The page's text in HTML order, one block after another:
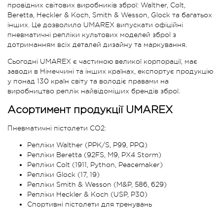
провідних світових виробників зброї: Walther, Colt,
Beretta, Heckler & Koch, Smith & Wesson, Glock та багатьох
інших. Це дозволило UMAREX випускати офіційні
пневматичні репліки культових моделей зброї з
дотриманням всіх деталей дизайну та маркування.
Сьогодні UMAREX є частиною великої корпорації, має
заводи в Німеччині та інших країнах, експортує продукцію
у понад 130 країн світу та володіє правами на
виробництво реплік найвідоміших брендів зброї.
Асортимент продукції UMAREX
Пневматичні пістолети CO2:
Репліки Walther (PPK/S, P99, PPQ)
Репліки Beretta (92FS, M9, PX4 Storm)
Репліки Colt (1911, Python, Peacemaker)
Репліки Glock (17, 19)
Репліки Smith & Wesson (M&P, 586, 629)
Репліки Heckler & Koch (USP, P30)
Спортивні пістолети для тренувань